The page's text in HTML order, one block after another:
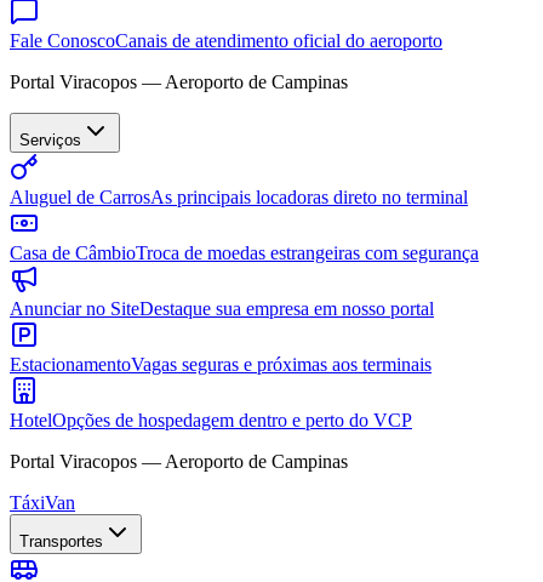
Fale ConoscoCanais de atendimento oficial do aeroporto
Portal Viracopos — Aeroporto de Campinas
Serviços
Aluguel de CarrosAs principais locadoras direto no terminal
Casa de CâmbioTroca de moedas estrangeiras com segurança
Anunciar no SiteDestaque sua empresa em nosso portal
EstacionamentoVagas seguras e próximas aos terminais
HotelOpções de hospedagem dentro e perto do VCP
Portal Viracopos — Aeroporto de Campinas
TáxiVan
Transportes